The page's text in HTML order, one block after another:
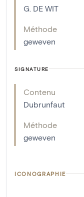
G. DE WIT
Méthode
geweven
SIGNATURE
Contenu
Dubrunfaut
Méthode
geweven
ICONOGRAPHIE